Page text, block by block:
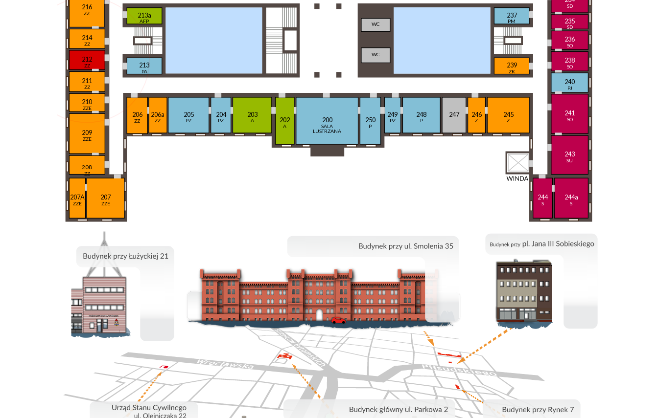
WC
WC
200
SALA
LUSTRZANA
202
A
203
A
204
PZ
205
PZ
206
ZZ
206a
ZZ
207
ZZE
207A
ZZE
208
ZZ
209
ZZE
210
ZZE
211
ZZ
213
PA
213a
AFP
214
ZZ
216
ZZ
SD
235
SD
236
SO
237
PM
238
SO
239
ZK
240
PJ
241
SO
243
SU
244
S
244a
S
245
Z
246
Z
247
248
P
249
PZ
250
P
212
ZZ